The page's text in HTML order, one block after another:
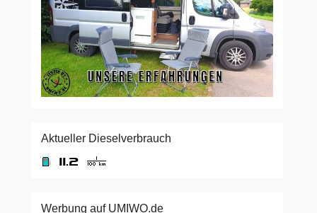
Aktueller Dieselverbrauch
Werbung auf UMIWO.de